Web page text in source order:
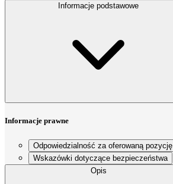
Informacje podstawowe
Informacje prawne
Odpowiedzialność za oferowaną pozycję
Wskazówki dotyczące bezpieczeństwa
Opis